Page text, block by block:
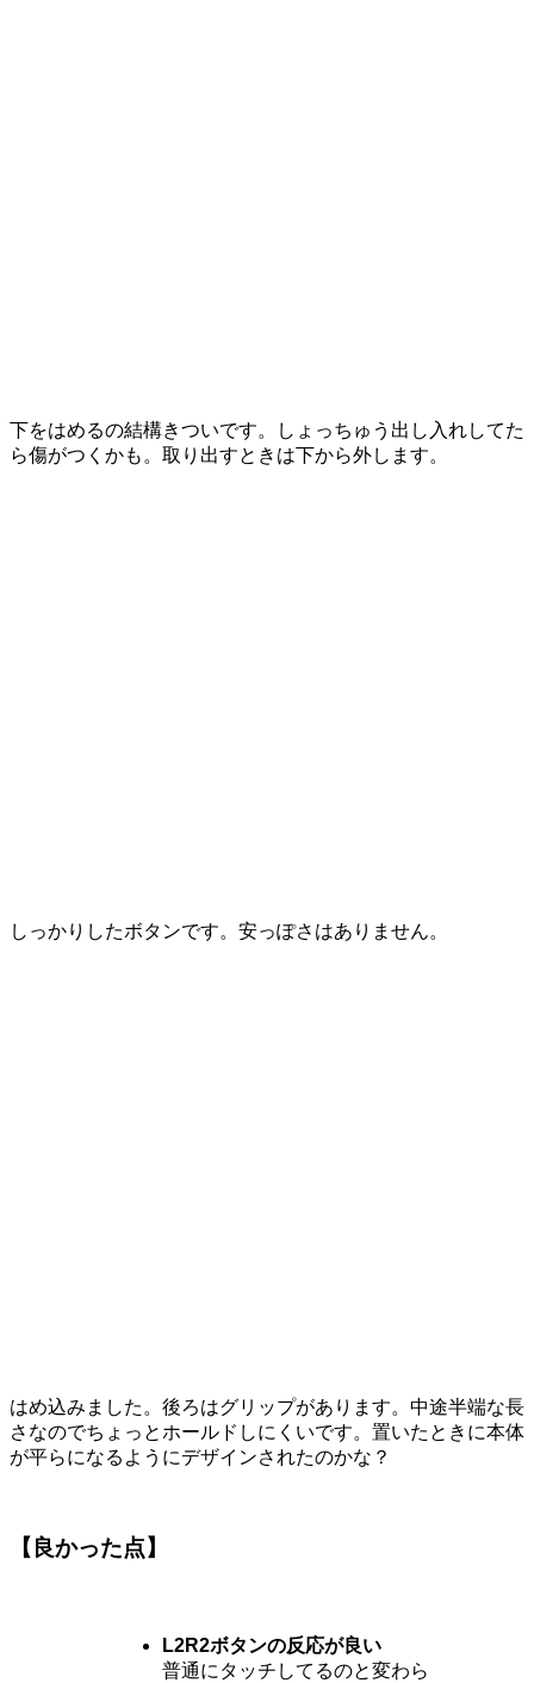
下をはめるの結構きついです。しょっちゅう出し入れしてた
ら傷がつくかも。取り出すときは下から外します。
しっかりしたボタンです。安っぽさはありません。
はめ込みました。後ろはグリップがあります。中途半端な長
さなのでちょっとホールドしにくいです。置いたときに本体
が平らになるようにデザインされたのかな？
【良かった点】
L2R2ボタンの反応が良い
普通にタッチしてるのと変わら